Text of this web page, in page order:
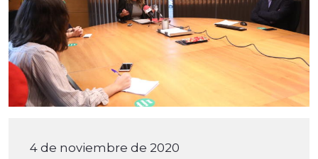
4 de noviembre de 2020